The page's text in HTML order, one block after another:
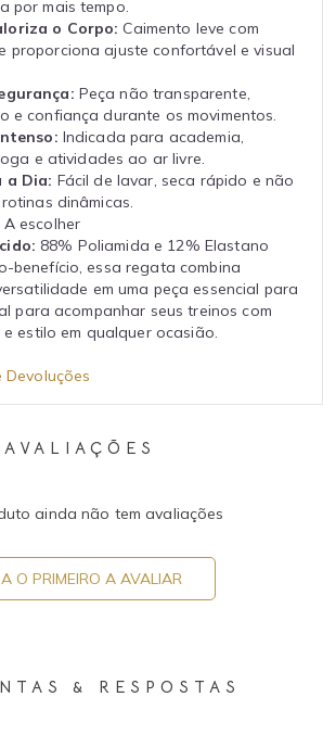
por mais tempo.
o Corpo: Caimento leve com
proporciona ajuste confortável e visual
Peça não transparente,
e confiança durante os movimentos.
Indicada para academia,
e atividades ao ar livre.
a Dia: Fácil de lavar, seca rápido e não
dinâmicas.
A escolher
88% Poliamida e 12% Elastano
benefício, essa regata combina
em uma peça essencial para
para acompanhar seus treinos com
estilo em qualquer ocasião.
AVALIAÇÕES
ainda não tem avaliações
O PRIMEIRO A AVALIAR
& RESPOSTAS